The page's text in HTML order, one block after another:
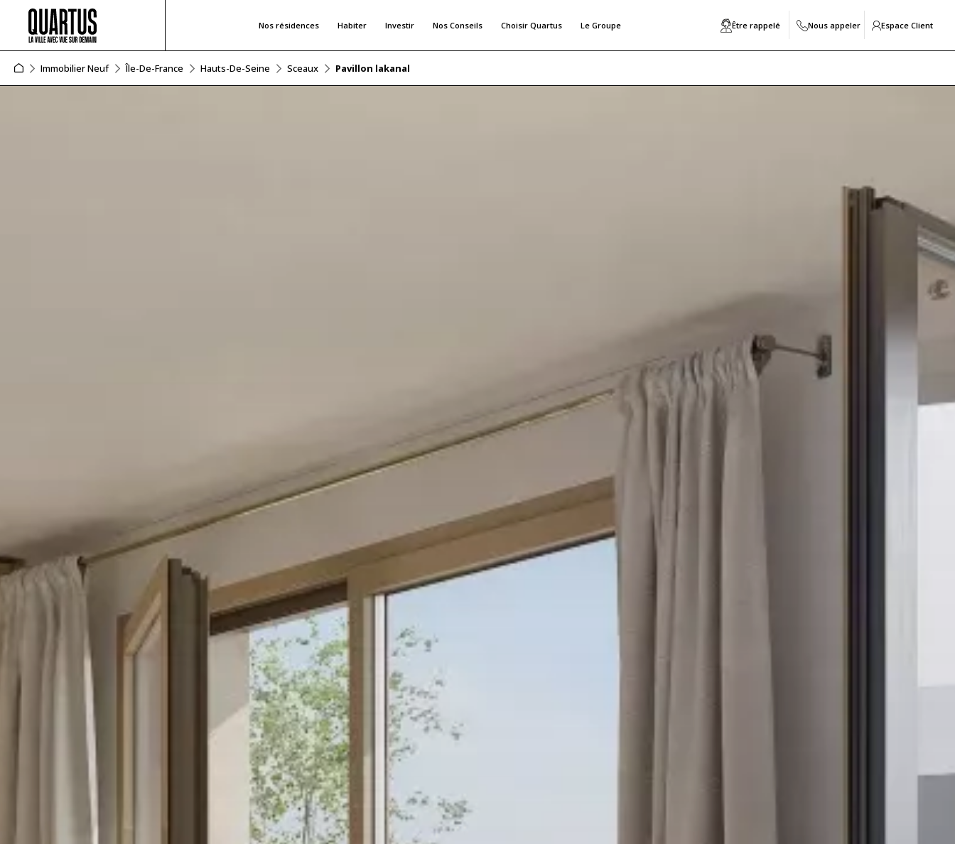
Nos résidences Habiter Investir Nos Conseils Choisir Quartus Le Groupe Être rappelé Nous appeler Espace Client
Immobilier Neuf Île-De-France Hauts-De-Seine Sceaux Pavillon lakanal